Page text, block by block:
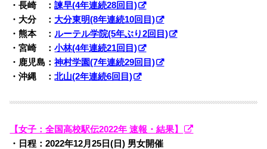
・長崎 ：諫早(4年連続28回目)
・大分 ： 大分東明(8年連続10回目)
・熊本 ：ルーテル学院(5年ぶり2回目)
・宮崎 ：小林(4年連続21回目)
・鹿児島：神村学園(7年連続29回目)
・沖縄 ：北山(2年連続6回目)
【女子：全国高校駅伝2022年 速報・結果】
・日程：2022年12月25日(日) 男女開催